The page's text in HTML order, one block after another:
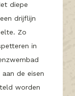
diepe
drijflijn
Zo
in
de eisen
worden